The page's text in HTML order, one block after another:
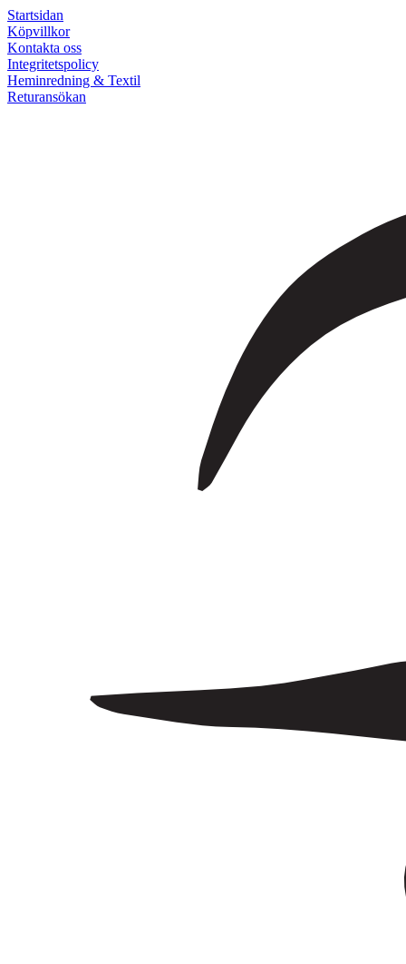
Startsidan
Köpvillkor
Kontakta oss
Integritetspolicy
Heminredning & Textil
Returansökan